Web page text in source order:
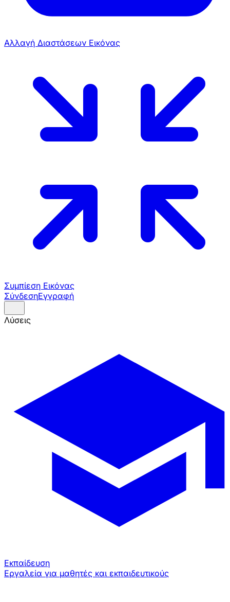
Αλλαγή Διαστάσεων Εικόνας
Συμπίεση Εικόνας
ΣύνδεσηΕγγραφή
Λύσεις
Εκπαίδευση
Εργαλεία για μαθητές και εκπαιδευτικούς